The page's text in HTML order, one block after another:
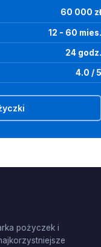
60 000 zł
12 - 60 mies.
24 godz.
4.0 / 5
pożyczek i